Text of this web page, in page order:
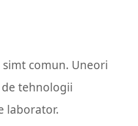
comun. Uneori
tehnologii
laborator.